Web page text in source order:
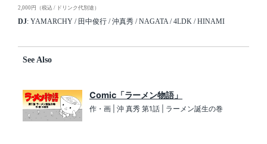
2,000円（税込 / ドリンク代別途）
DJ: YAMARCHY / 田中俊行 / 沖真秀 / NAGATA / 4LDK / HINAMI
See Also
Comic「ラーメン物語」
作・画 | 沖 真秀 第1話 | ラーメン誕生の巻